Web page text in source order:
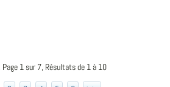
1 sur 7, Résultats de 1 à 10